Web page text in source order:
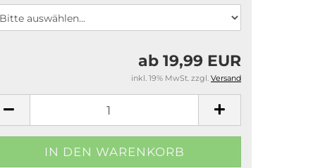
ab 19,99 EUR
inkl. 19% MwSt. zzgl. Versand